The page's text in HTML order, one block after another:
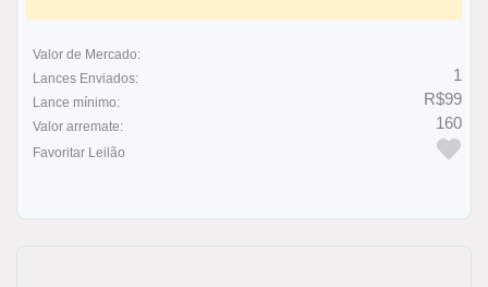
Valor de Mercado:
Lances Enviados:
1
Lance mínimo: R$99
Valor arremate: 160
Favoritar Leilão